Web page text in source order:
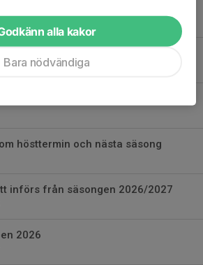
hösttermin och nästa säsong
införs från säsongen 2026/2027
2026
alla kakor
Bara nödvändiga